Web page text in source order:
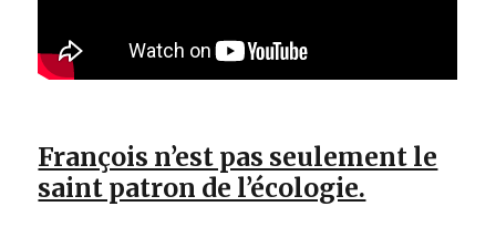
François n’est pas seulement le
saint patron de l’écologie.